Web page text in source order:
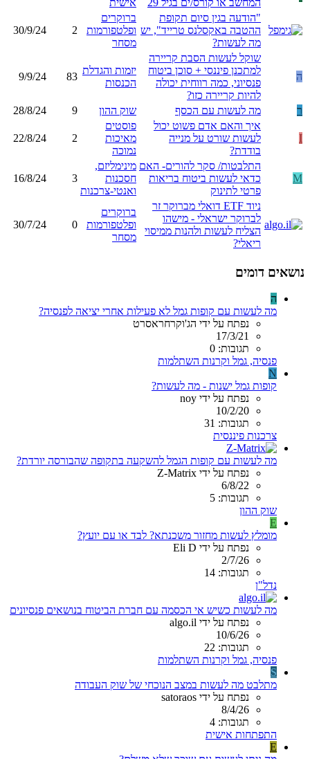
המחשב או קורס/ים בגיל 29 אישית
"הודעה בגין סיום תקופת
ההטבה באקסלנס טרייד", יש
מה לעשות?
ברוקרים
ופלטפורמות
מסחר
2
30/9/24
ה
שוקל לעשות הסבת קריירה
למתכנן פיננסי + סוכן ביטוח
פנסיוני, כמה רווחית יכולה
להיות קריירה כזו?
יזמות והגדלת
הכנסות
83
9/9/24
ר מה לעשות עם הכסף שוק ההון 9
28/8/24
I
איך והאם אדם פשוט יכול
לעשות שורט על מנייה
בודדת?
פוסטים
מאיכות
נמוכה
2
22/8/24
M
התלבטות/ סקר להורים- האם
כדאי לעשות ביטוח בריאות
פרטי לתינוק
מינימליזם,
חסכנות
ואנטי-צרכנות
3
16/8/24
ניוד ETF דואלי מברוקר זר
לברוקר ישראלי - מישהו
הצליח לעשות ולהנות ממיסוי
ריאלי?
ברוקרים
ופלטפורמות
מסחר
0
30/7/24
נושאים דומים
ה
מה לעשות עם קופות גמל לא פעילות אחרי יציאה לפנסיה?
נפתח על ידי הג'וקרחראסרט
17/3/21
תגובות: 0
פנסיה, גמל וקרנות השתלמות
N
קופות גמל ישנות - מה לעשות?
נפתח על ידי noy
10/2/20
תגובות: 31
צרכנות פיננסית
מה לעשות עם קופות הגמל להשקעה בתקופה שהבורסה יורדת?
נפתח על ידי Z-Matrix
6/8/22
תגובות: 5
שוק ההון
E
מומלץ לעשות מחזור משכנתא? לבד או עם יועץ?
נפתח על ידי Eli D
2/7/26
תגובות: 14
נדל"ן
מה לעשות כשיש אי הכסמה עם חברת הביטוח בנושאים פנסיונים
נפתח על ידי algo.il
10/6/26
תגובות: 22
פנסיה, גמל וקרנות השתלמות
S
מתלבט מה לעשות במצב הנוכחי של שוק העבודה
נפתח על ידי satoraos
8/4/26
תגובות: 4
התפתחות אישית
E